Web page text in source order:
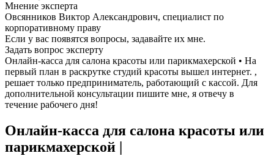
Мнение эксперта
Овсянников Виктор Александрович, специалист по
корпоративному праву
Если у вас появятся вопросы, задавайте их мне.
Задать вопрос эксперту
Онлайн-касса для салона красоты или парикмахерской • На
первый план в раскрутке студий красоты вышел интернет. ,
решает только предприниматель, работающий с кассой. Для
дополнительной консультации пишите мне, я отвечу в
течение рабочего дня!
Онлайн-касса для салона красоты или
парикмахерской |